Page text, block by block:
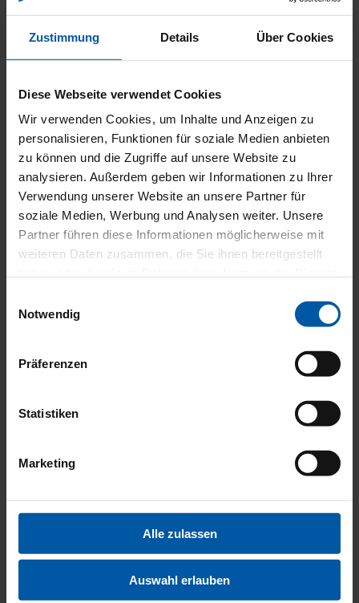
Zustimmung Details Über Cookies
Diese Webseite verwendet Cookies
Wir verwenden Cookies, um Inhalte und Anzeigen zu
personalisieren, Funktionen für soziale Medien anbieten
zu können und die Zugriffe auf unsere Website zu
analysieren. Außerdem geben wir Informationen zu Ihrer
Verwendung unserer Website an unsere Partner für
soziale Medien, Werbung und Analysen weiter. Unsere
Partner führen diese Informationen möglicherweise mit
weiteren Daten zusammen, die Sie ihnen bereitgestellt
Notwendig
Präferenzen
Statistiken
Marketing
Alle zulassen
Auswahl erlauben